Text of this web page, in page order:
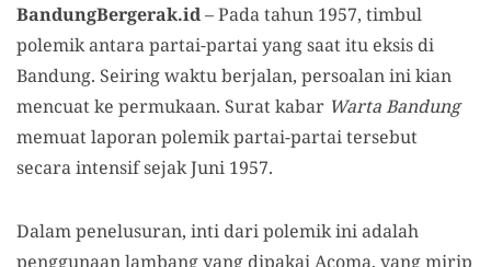
BandungBergerak.id– Pada tahun 1957, timbul
polemik antara partai-partai yang saat itu eksis di
Bandung. Seiring waktu berjalan, persoalan ini kian
mencuat ke permukaan. Surat kabar Warta Bandung
memuat laporan polemik partai-partai tersebut
secara intensif sejak Juni 1957.
Dalam penelusuran, inti dari polemik ini adalah
penggunaan lambang yang dipakai Acoma, yang mirip